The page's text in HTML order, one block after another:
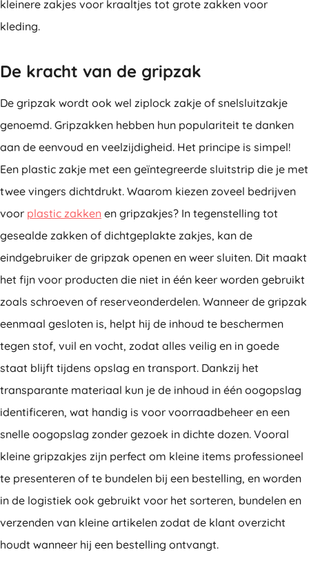
kleinere zakjes voor kraaltjes tot grote zakken voor
kleding.
De kracht van de gripzak
De gripzak wordt ook wel ziplock zakje of snelsluitzakje
genoemd. Gripzakken hebben hun populariteit te danken
aan de eenvoud en veelzijdigheid. Het principe is simpel!
Een plastic zakje met een geïntegreerde sluitstrip die je met
twee vingers dichtdrukt. Waarom kiezen zoveel bedrijven
voor plastic zakken en gripzakjes? In tegenstelling tot
gesealde zakken of dichtgeplakte zakjes, kan de
eindgebruiker de gripzak openen en weer sluiten. Dit maakt
het fijn voor producten die niet in één keer worden gebruikt
zoals schroeven of reserveonderdelen. Wanneer de gripzak
eenmaal gesloten is, helpt hij de inhoud te beschermen
tegen stof, vuil en vocht, zodat alles veilig en in goede
staat blijft tijdens opslag en transport. Dankzij het
transparante materiaal kun je de inhoud in één oogopslag
identificeren, wat handig is voor voorraadbeheer en een
snelle oogopslag zonder gezoek in dichte dozen. Vooral
kleine gripzakjes zijn perfect om kleine items professioneel
te presenteren of te bundelen bij een bestelling, en worden
in de logistiek ook gebruikt voor het sorteren, bundelen en
verzenden van kleine artikelen zodat de klant overzicht
houdt wanneer hij een bestelling ontvangt.